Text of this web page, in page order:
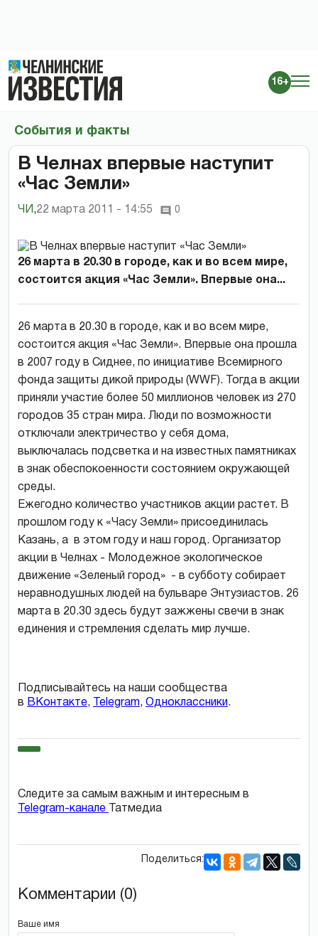
16+
События и факты
В Челнах впервые наступит
«Час Земли»
ЧИ ,22 марта 2011 - 14:55 0
26 марта в 20.30 в городе, как и во всем мире,
состоится акция «Час Земли». Впервые она...
26 марта в 20.30 в городе, как и во всем мире,
состоится акция «Час Земли». Впервые она прошла
в 2007 году в Сиднее, по инициативе Всемирного
фонда защиты дикой природы (WWF). Тогда в акции
приняли участие более 50 миллионов человек из 270
городов 35 стран мира. Люди по возможности
отключали электричество у себя дома,
выключалась подсветка и на известных памятниках
в знак обеспокоенности состоянием окружающей
среды.
Ежегодно количество участников акции растет. В
прошлом году к «Часу Земли» присоединилась
Казань, а в этом году и наш город. Организатор
акции в Челнах - Молодежное экологическое
движение «Зеленый город» - в субботу собирает
неравнодушных людей на бульваре Энтузиастов. 26
марта в 20.30 здесь будут зажжены свечи в знак
единения и стремления сделать мир лучше.
Подписывайтесь на наши сообщества
в ВКонтакте, Telegram, Одноклассники.
Следите за самым важным и интересным в
Telegram-канале
Татмедиа
Поделиться:
Комментарии (0)
Ваше имя